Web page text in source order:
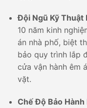
Đội Ngũ Kỹ Thuật
10 năm kinh
án nhà phố, biệt
bảo quy trình lắp
cửa vận hành êm
vặt.
Chế Độ Bảo Hành